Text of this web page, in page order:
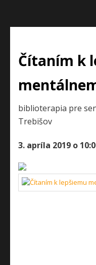
Čítaním k
biblioterapia pre
Trebišov
3. apríla 2019 o